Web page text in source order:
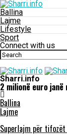
Ballina
Lajme
Lifestyle
Sport
Connect with us
Sharri.info
2 milionë euro
Ballina
Lajme
Superlajm për tifozët